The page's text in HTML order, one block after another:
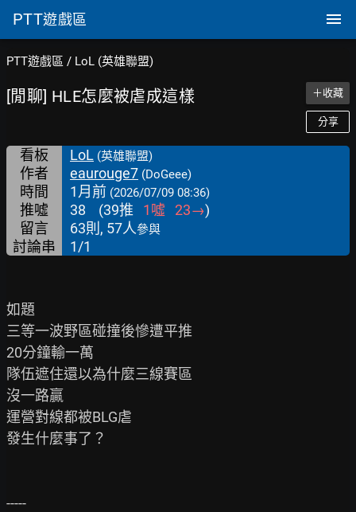
PTT遊戲區
PTT遊戲區 / LoL (英雄聯盟)
[閒聊] HLE怎麼被虐成這樣 ＋收藏
分享
看板 LoL (英雄聯盟)
作者 eaurouge7 (DoGeee)
時間 1月前 (2026/07/09 08:36)
推噓 38 (39推 1噓 23→)
留言
63則, 57人參與
討論串 1/1
如題
三等一波野區碰撞後慘遭平推
20分鐘輸一萬
隊伍遮住還以為什麼三線賽區
沒一路贏
運營對線都被BLG虐
發生什麼事了？
-----